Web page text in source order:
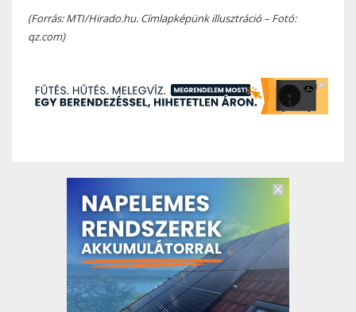
(Forrás: MTI/Hirado.hu. Címlapképünk illusztráció – Fotó:
qz.com)